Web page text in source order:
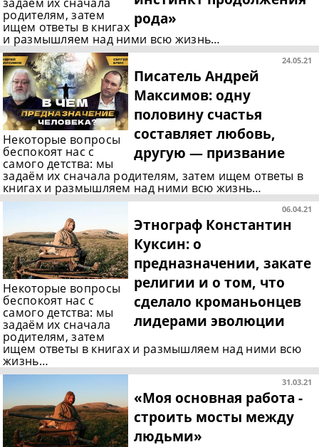
рода»
родителям, затем
ищем ответы в книгах
и размышляем над ними всю жизнь…
24.05.21
Писатель Андрей
Максимов: одну
половину счастья
составляет любовь,
другую — призвание
Некоторые вопросы
беспокоят нас с
самого детства: мы
задаём их сначала родителям, затем ищем ответы в
книгах и размышляем над ними всю жизнь…
06.04.21
Этнограф Константин
Куксин: о
предназначении, закате
религии и о том, что
сделало кроманьонцев
лидерами эволюции
Некоторые вопросы
беспокоят нас с
самого детства: мы
задаём их сначала
родителям, затем
ищем ответы в книгах и размышляем над ними всю
жизнь…
31.03.21
«Моя основная работа -
строить мосты между
людьми»